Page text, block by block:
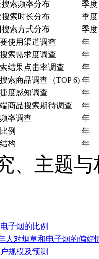
索频率分布
季度
索时长分布
季度
索方式分布
季度
使用渠道调查
年
索需求度调查
年
结果点击率调查
年
索商品调查（TOP 6) 年
度感知调查
年
商品搜索期待调查
年
率调查
年
例
年
构
年
、主题
子烟的比例
人对烟草和电子烟的偏好
规模及预测